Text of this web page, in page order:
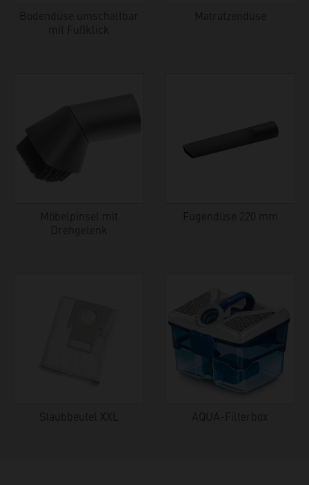
Bodendüse umschaltbar
mit Fußklick
Matratzendüse
Möbelpinsel mit
Drehgelenk
Fugendüse 220 mm
Staubbeutel XXL AQUA-Filterbox